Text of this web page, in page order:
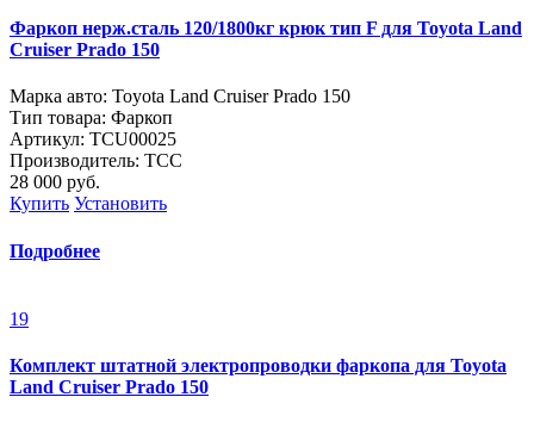
Фаркоп нерж.сталь 120/1800кг крюк тип F для Toyota Land
Cruiser Prado 150
Марка авто: Toyota Land Cruiser Prado 150
Тип товара: Фаркоп
Артикул: TCU00025
Производитель: ТСС
28 000 руб.
Купить Установить
Подробнее
19
Комплект штатной электропроводки фаркопа для Toyota
Land Cruiser Prado 150